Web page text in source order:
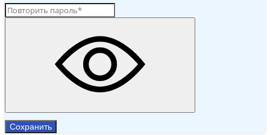
Сохранить